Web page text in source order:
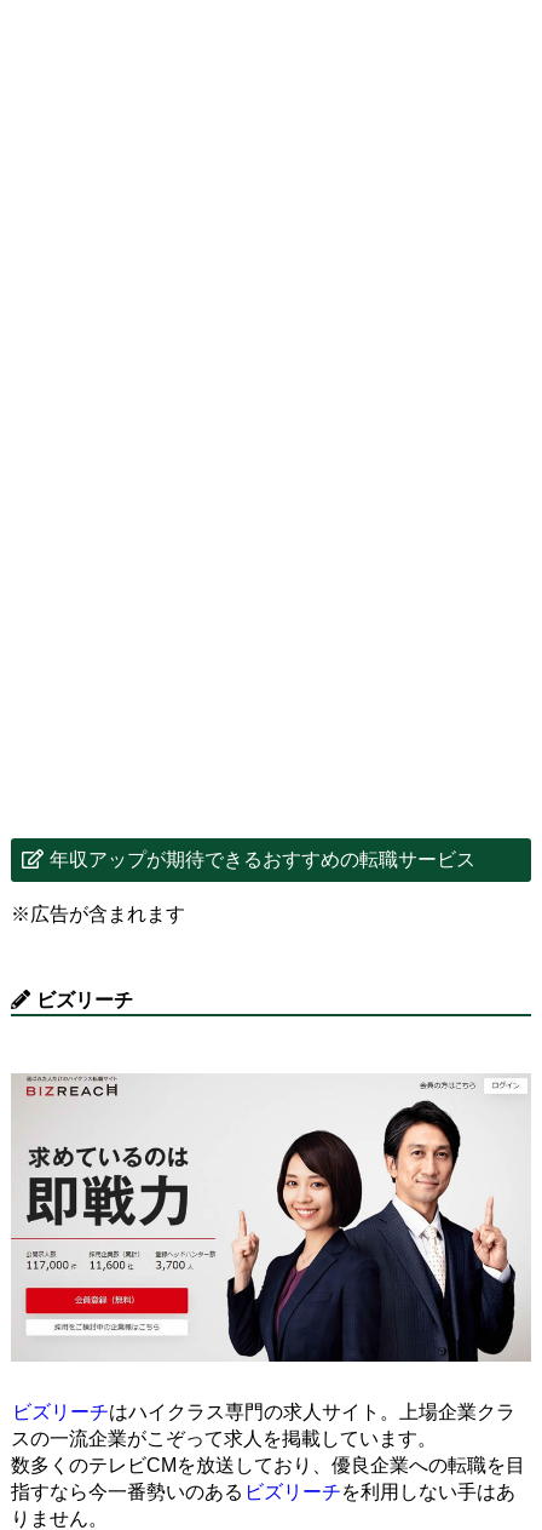
年収アップが期待できるおすすめの転職サービス
※広告が含まれます
ビズリーチ
ビズリーチはハイクラス専門の求人サイト。上場企業クラ
スの一流企業がこぞって求人を掲載しています。
数多くのテレビCMを放送しており、優良企業への転職を目
指すなら今一番勢いのある ビズリーチを利用しない手はあ
りません。